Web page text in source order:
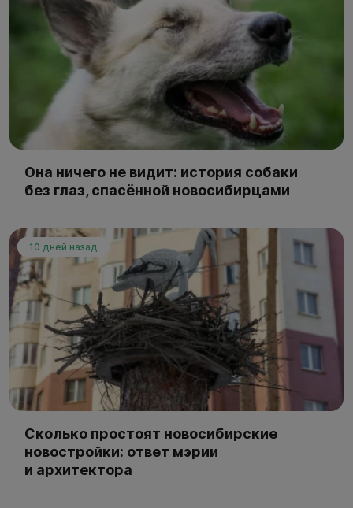
Она ничего не видит: история собаки
без глаз, спасённой новосибирцами
10 дней назад
Сколько простоят новосибирские
новостройки: ответ мэрии
и архитектора